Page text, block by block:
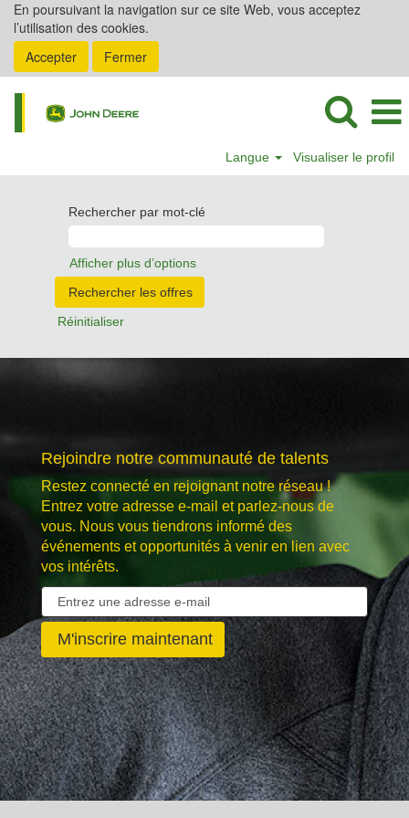
En poursuivant la navigation sur ce site Web, vous acceptez
l’utilisation des cookies.
Accepter
Fermer
Langue Visualiser le profil
Rechercher par mot-clé
Afficher plus d’options
Réinitialiser
Rejoindre notre communauté de talents
Restez connecté en rejoignant notre réseau !
Entrez votre adresse e-mail et parlez-nous de
vous. Nous vous tiendrons informé des
événements et opportunités à venir en lien avec
vos intérêts.